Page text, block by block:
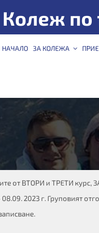
Колеж по
НАЧАЛО ЗА КОЛЕЖА
от ВТОРИ и ТРЕТИ
08.09. 2023 г. Груповият